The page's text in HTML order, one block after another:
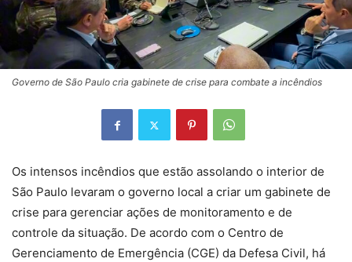
Governo de São Paulo cria gabinete de crise para combate a incêndios
Os intensos incêndios que estão assolando o interior de
São Paulo levaram o governo local a criar um gabinete de
crise para gerenciar ações de monitoramento e de
controle da situação. De acordo com o Centro de
Gerenciamento de Emergência (CGE) da Defesa Civil, há